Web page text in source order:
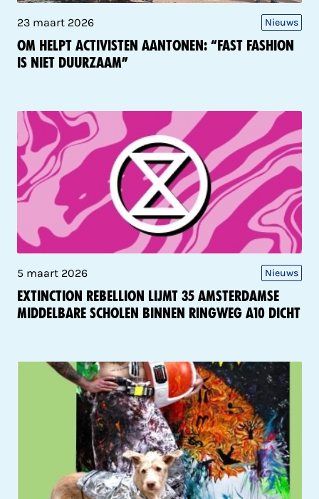
23 maart 2026 Nieuws
OM helpt activisten aantonen: “Fast fashion
is niet duurzaam”
5 maart 2026 Nieuws
Extinction Rebellion lijmt 35 Amsterdamse
middelbare scholen binnen ringweg A10 dicht